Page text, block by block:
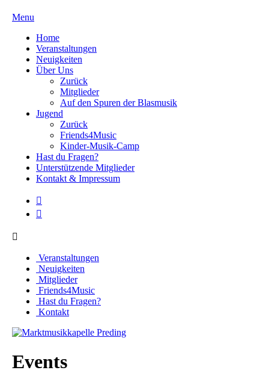
Menu
Home
Veranstaltungen
Neuigkeiten
Über Uns
Zurück
Mitglieder
Auf den Spuren der Blasmusik
Jugend
Zurück
Friends4Music
Kinder-Musik-Camp
Hast du Fragen?
Unterstützende Mitglieder
Kontakt & Impressum
Veranstaltungen
Neuigkeiten
Mitglieder
Friends4Music
Hast du Fragen?
Kontakt
Events